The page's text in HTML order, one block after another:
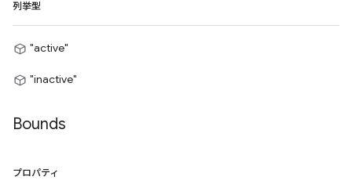
列挙型
"active"
"inactive"
Bounds
プロパティ